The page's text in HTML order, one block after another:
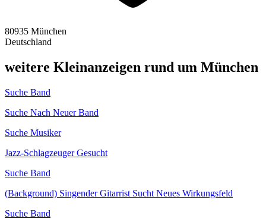
80935 München
Deutschland
weitere Kleinanzeigen rund um München
Suche Band
Suche Nach Neuer Band
Suche Musiker
Jazz-Schlagzeuger Gesucht
Suche Band
(Background) Singender Gitarrist Sucht Neues Wirkungsfeld
Suche Band